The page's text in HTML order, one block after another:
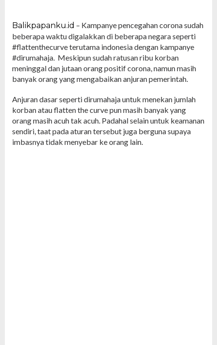
Balikpapanku.id – Kampanye pencegahan corona sudah
beberapa waktu digalakkan di beberapa negara seperti
#flattenthecurve terutama indonesia dengan kampanye
#dirumahaja. Meskipun sudah ratusan ribu korban
meninggal dan jutaan orang positif corona, namun masih
banyak orang yang mengabaikan anjuran pemerintah.
Anjuran dasar seperti dirumahaja untuk menekan jumlah
korban atau flatten the curve pun masih banyak yang
orang masih acuh tak acuh. Padahal selain untuk keamanan
sendiri, taat pada aturan tersebut juga berguna supaya
imbasnya tidak menyebar ke orang lain.